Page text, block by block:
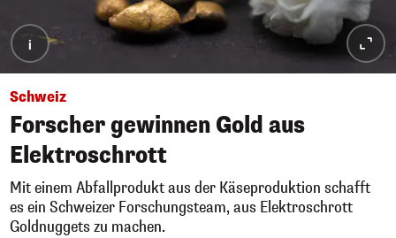
i
Schweiz
Forscher gewinnen Gold aus
Elektroschrott
Mit einem Abfallprodukt aus der Käseproduktion schafft
es ein Schweizer Forschungsteam, aus Elektroschrott
Goldnuggets zu machen.